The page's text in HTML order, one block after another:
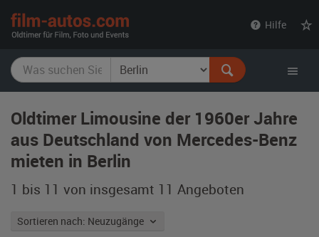
Hilfe
Oldtimer Limousine der 1960er Jahre
aus Deutschland von Mercedes-Benz
mieten in Berlin
1 bis 11 von insgesamt 11 Angeboten
Sortieren nach: Neuzugänge